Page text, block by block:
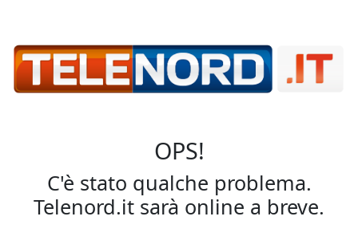
OPS!
C'è stato qualche problema.
Telenord.it sarà online a breve.